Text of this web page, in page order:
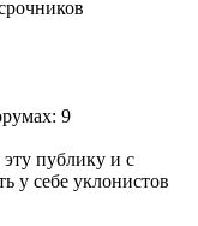
публику и с
у себе уклонистов